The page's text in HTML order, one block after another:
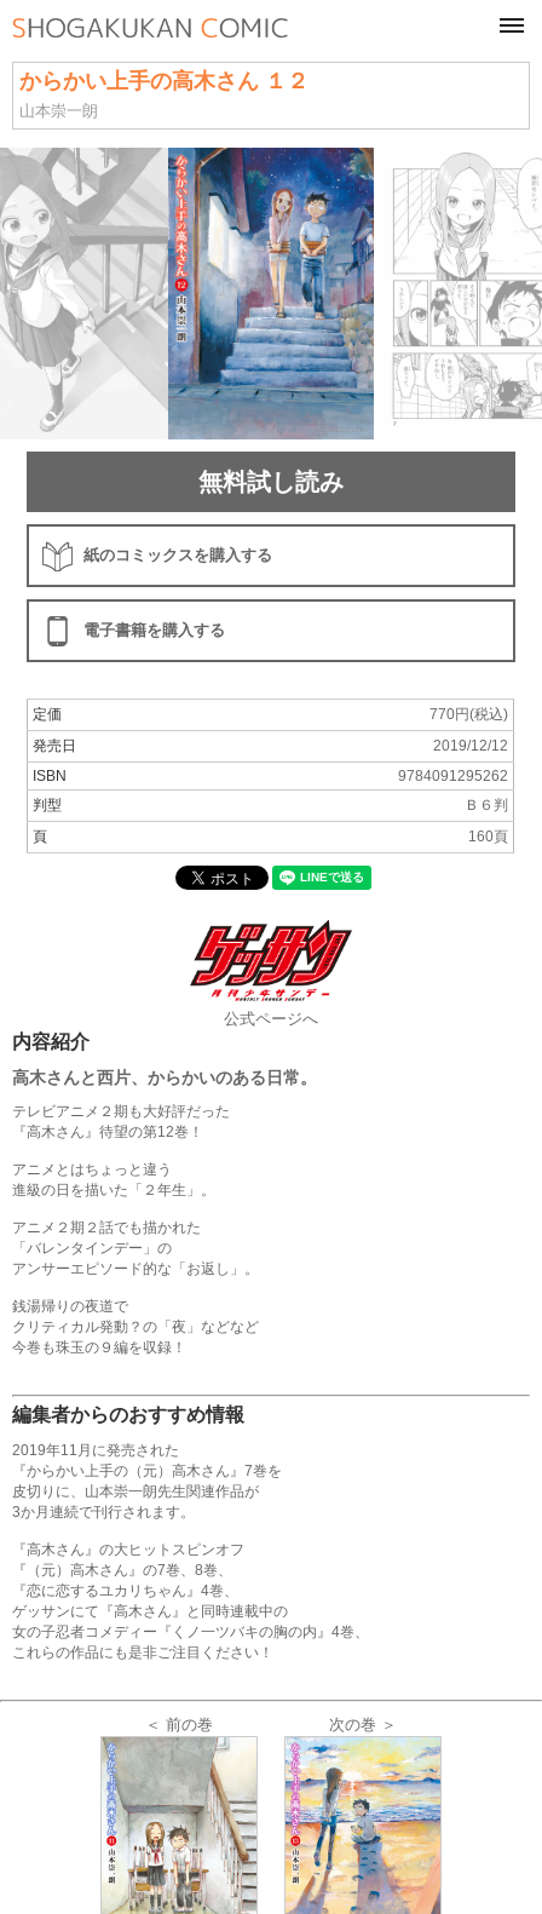
からかい上手の高木さん １２
山本崇一朗
無料試し読み
紙のコミックスを購入する
電子書籍を購入する
定価
770円(税込)
発売日
2019/12/12
ISBN
9784091295262
判型
Ｂ６判
頁
160頁
公式ページへ
内容紹介
高木さんと西片、からかいのある日常。
テレビアニメ２期も大好評だった
『高木さん』待望の第12巻！
アニメとはちょっと違う
進級の日を描いた「２年生」。
アニメ２期２話でも描かれた
「バレンタインデー」の
アンサーエピソード的な「お返し」。
銭湯帰りの夜道で
クリティカル発動？の「夜」などなど
今巻も珠玉の９編を収録！
編集者からのおすすめ情報
2019年11月に発売された
『からかい上手の（元）高木さん』7巻を
皮切りに、山本崇一朗先生関連作品が
3か月連続で刊行されます。
『高木さん』の大ヒットスピンオフ
『（元）高木さん』の7巻、8巻、
『恋に恋するユカリちゃん』4巻、
ゲッサンにて『高木さん』と同時連載中の
女の子忍者コメディー『くノ一ツバキの胸の内』4巻、
これらの作品にも是非ご注目ください！
＜ 前の巻 次の巻 ＞